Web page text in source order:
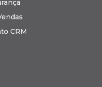
CRM